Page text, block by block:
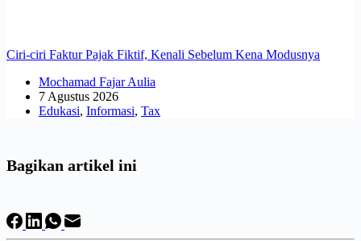
Ciri-ciri Faktur Pajak Fiktif, Kenali Sebelum Kena Modusnya
Mochamad Fajar Aulia
7 Agustus 2026
Edukasi, Informasi, Tax
Bagikan artikel ini